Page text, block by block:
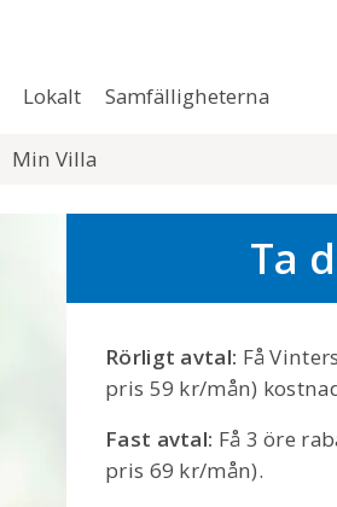
Lokalt Samfälligheterna
Min Villa
Ta
Rörligt avtal: Få
pris 59 kr/mån)
Fast avtal: Få 3 öre
pris 69 kr/mån).